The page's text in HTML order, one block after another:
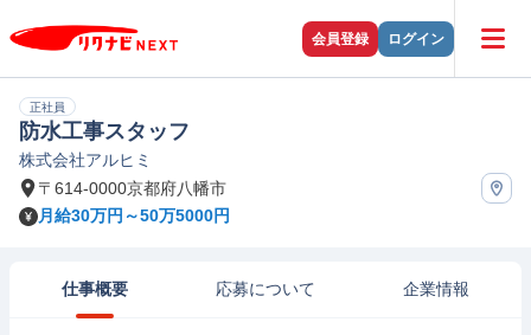
会員登録 ログイン
正社員
防水工事スタッフ
株式会社アルヒミ
〒614-0000京都府八幡市
月給30万円～50万5000円
仕事概要 応募について 企業情報